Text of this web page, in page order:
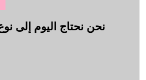
نحن نحتاج اليوم إلى